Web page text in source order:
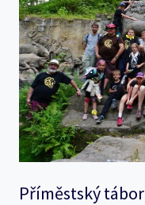
Příměstský tábor